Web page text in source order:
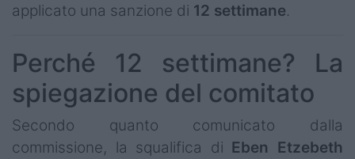
applicato una sanzione di 12 settimane.
Perché 12 settimane? La
spiegazione del comitato
Secondo quanto comunicato dalla
commissione, la squalifica di Eben
Etzebeth